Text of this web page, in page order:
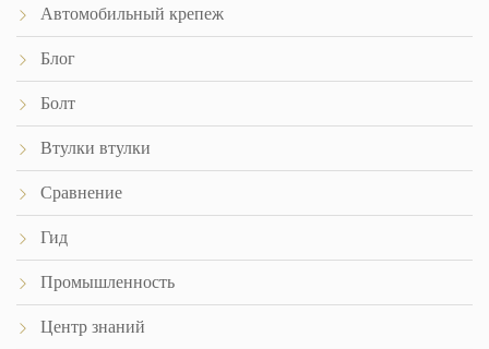
Автомобильный крепеж
Блог
Болт
Втулки втулки
Сравнение
Гид
Промышленность
Центр знаний